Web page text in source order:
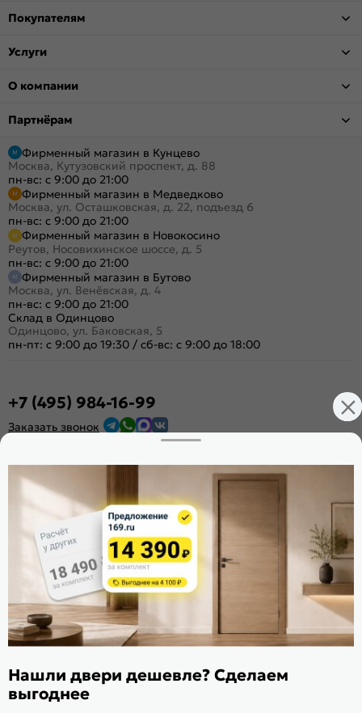
Покупателям
Услуги
О компании
Партнёрам
Фирменный магазин в Кунцево
Москва, Кутузовский проспект, д. 88
пн-вс: с 9:00 до 21:00
Фирменный магазин в Медведково
Москва, ул. Осташковская, д. 22, подъезд 6
пн-вс: с 9:00 до 21:00
Фирменный магазин в Новокосино
Реутов, Носовихинское шоссе, д. 5
пн-вс: с 9:00 до 21:00
Фирменный магазин в Бутово
Москва, ул. Венёвская, д. 4
пн-вс: с 9:00 до 21:00
Склад в Одинцово
Одинцово, ул. Баковская, 5
пн-пт: с 9:00 до 19:30 / сб-вс: с 9:00 до 18:00
+7 (495) 984-16-99
Заказать звонок
Расскажите о нас
Поделиться
Оцените магазин
ИКС 1340
© 2010—2026 Склад Дверей 169.RU
Политика обработки персональных данных
Нашли двери дешевле? Сделаем
выгоднее